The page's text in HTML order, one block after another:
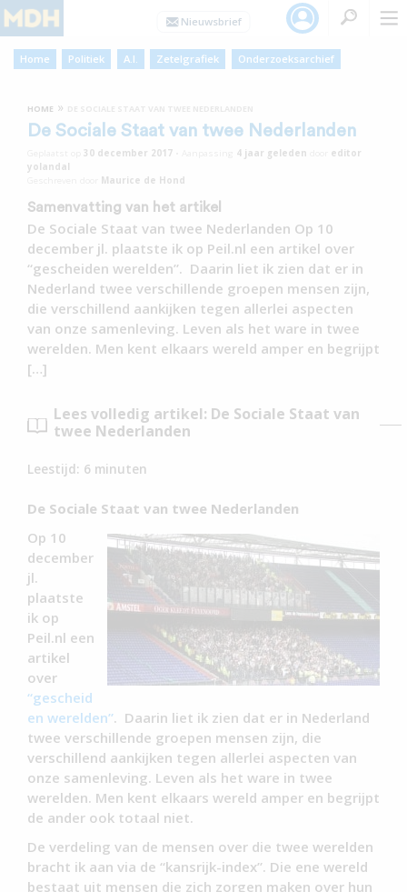
Home Politiek A.I. Zetelgrafiek Onderzoeksarchief
HOME »
De Sociale Staat van twee Nederlanden
30 december 2017 4 jaar geleden
editor
yolandal
Maurice de Hond
Samenvatting van het artikel
De Sociale Staat van twee Nederlanden Op 10
december jl. plaatste ik op Peil.nl een artikel over
“gescheiden werelden”. Daarin liet ik zien dat er in
Nederland twee verschillende groepen mensen zijn,
die verschillend aankijken tegen allerlei aspecten
van onze samenleving. Leven als het ware in twee
werelden. Men kent elkaars wereld amper en begrijpt
[…]
Lees volledig artikel: De Sociale Staat van
twee Nederlanden
Leestijd: 6 minuten
De Sociale Staat van twee Nederlanden
Op 10
december
jl.
plaatste
ik op
Peil.nl een
artikel
over
“gescheid
en werelden”. Daarin liet ik zien dat er in Nederland
twee verschillende groepen mensen zijn, die
verschillend aankijken tegen allerlei aspecten van
onze samenleving. Leven als het ware in twee
werelden. Men kent elkaars wereld amper en begrijpt
de ander ook totaal niet.
De verdeling van de mensen over die twee werelden
bracht ik aan via de “kansrijk-index”. Die ene wereld
bestaat uit mensen die zich zorgen maken over hun